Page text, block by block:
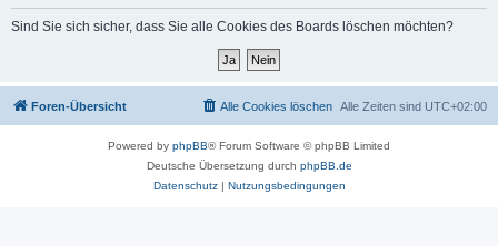
Sind Sie sich sicher, dass Sie alle Cookies des Boards löschen möchten?
Foren-Übersicht Alle Zeiten sind UTC+02:00
Alle Cookies löschen
Powered by phpBB® Forum Software © phpBB Limited
Deutsche Übersetzung durch phpBB.de
Datenschutz| Nutzungsbedingungen